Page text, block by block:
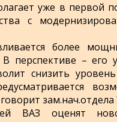
уже в первой
с
более
перспективе – его
снизить
ВАЗ оценят